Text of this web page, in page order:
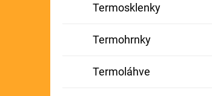
Termosklenky
Termohrnky
Termoláhve